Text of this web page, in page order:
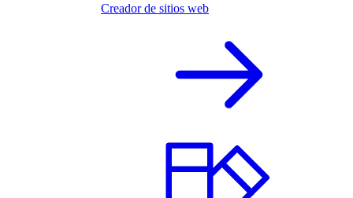
Creador de sitios web